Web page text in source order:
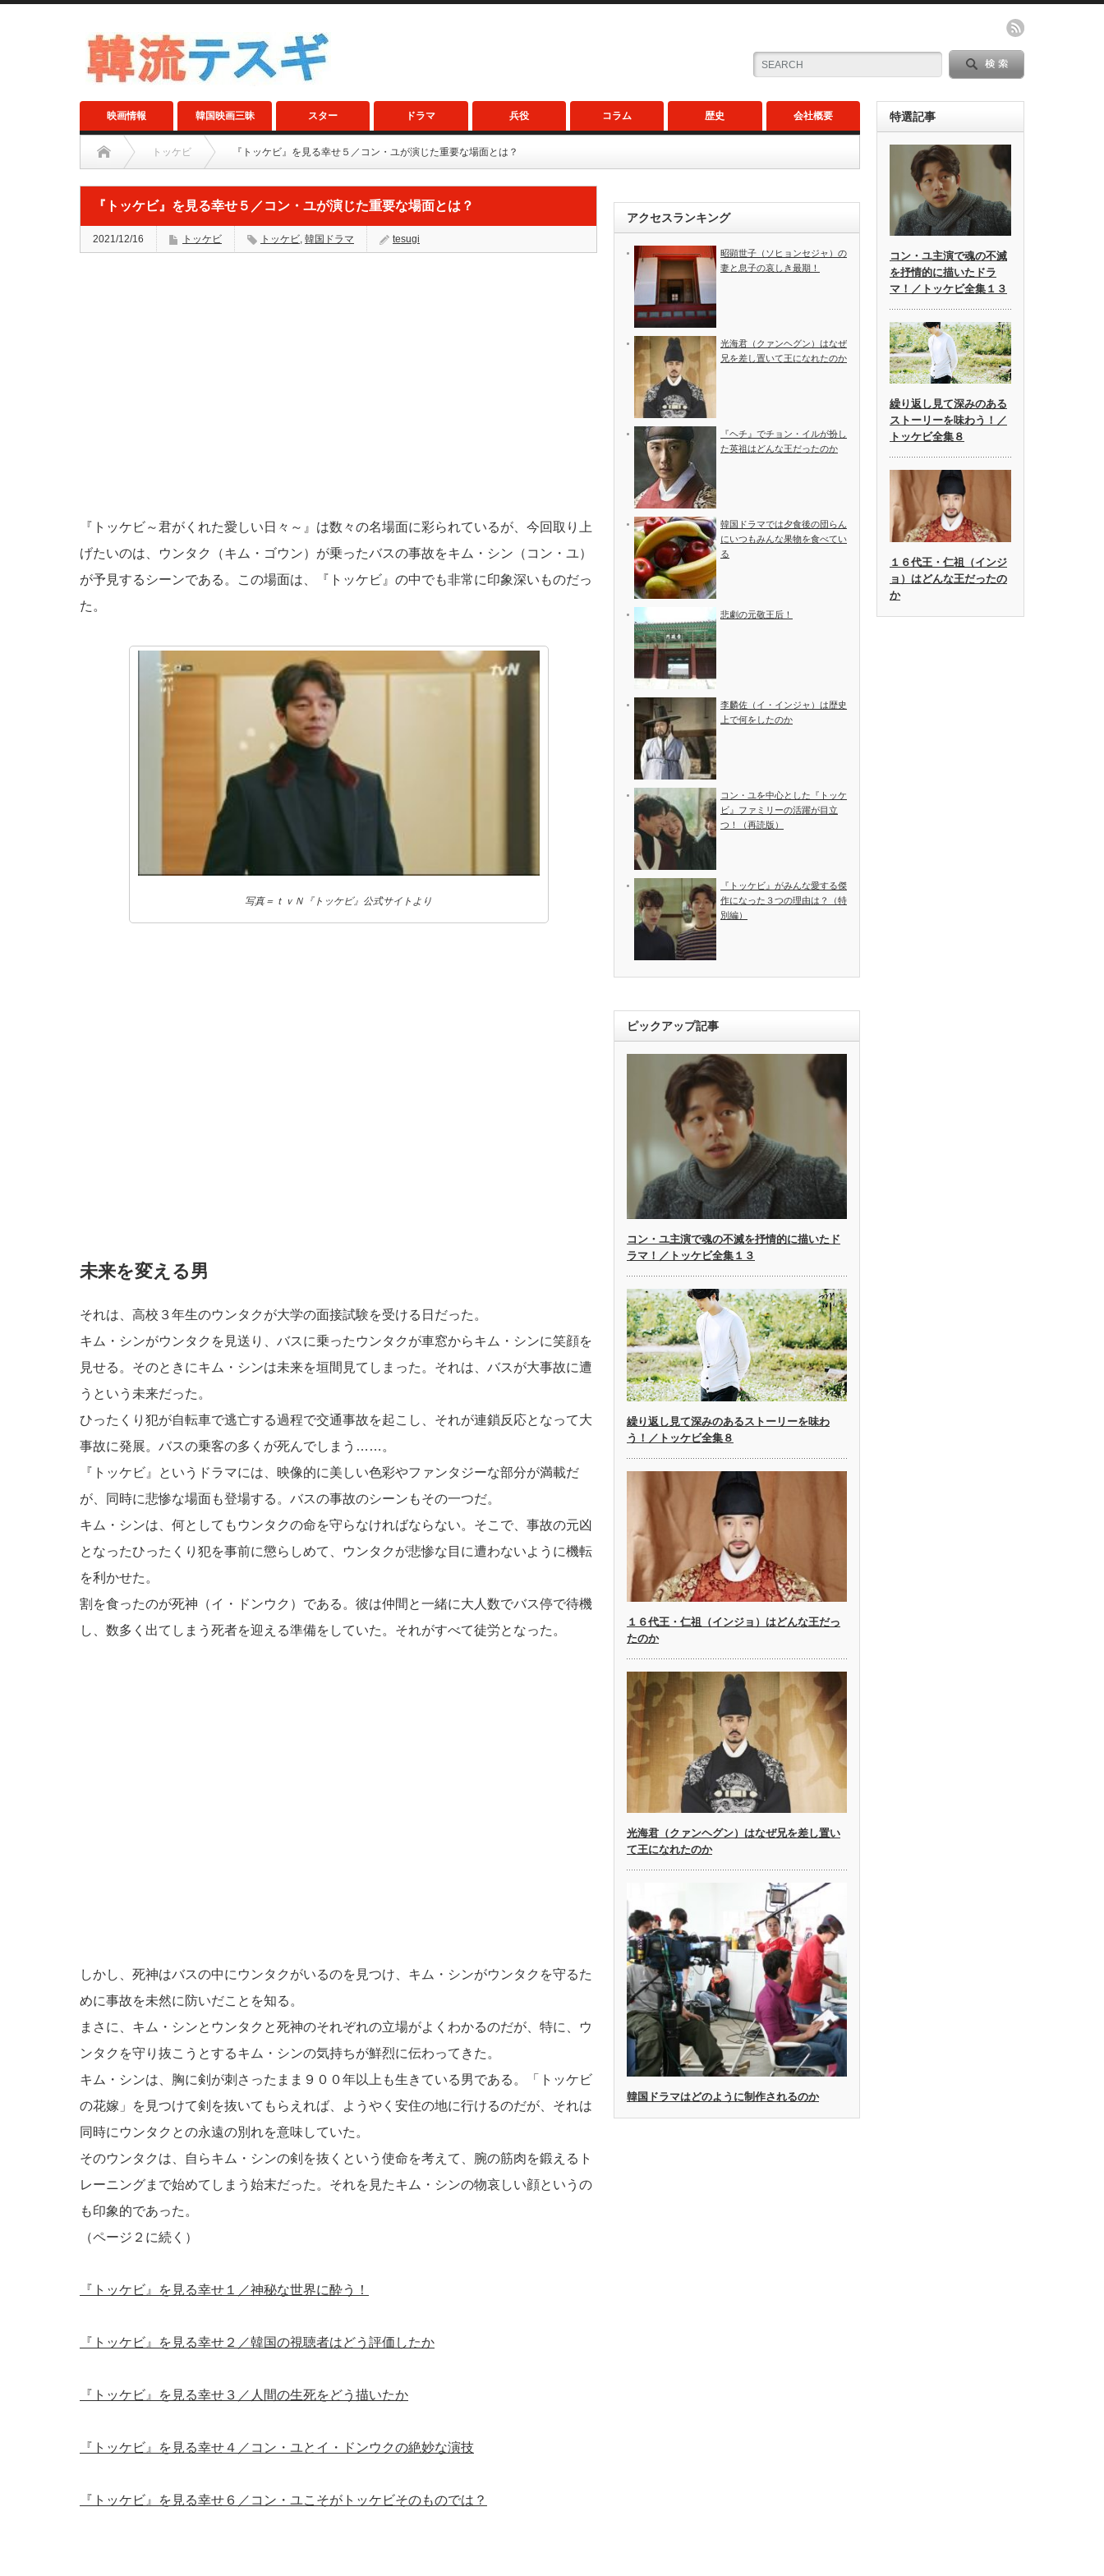
映画情報 韓国映画三昧 スター ドラマ 兵役 コラム 歴史 会社概要
トッケビ 『トッケビ』を見る幸せ５／コン・ユが演じた重要な場面とは？
『トッケビ』を見る幸せ５／コン・ユが演じた重要な場面とは？
2021/12/16 トッケビ トッケビ, 韓国ドラマ tesugi
『トッケビ～君がくれた愛しい日々～』は数々の名場面に彩られているが、今回取り上
げたいのは、ウンタク（キム・ゴウン）が乗ったバスの事故をキム・シン（コン・ユ）
が予見するシーンである。この場面は、『トッケビ』の中でも非常に印象深いものだっ
た。
写真＝ｔｖＮ『トッケビ』公式サイトより
未来を変える男
それは、高校３年生のウンタクが大学の面接試験を受ける日だった。
キム・シンがウンタクを見送り、バスに乗ったウンタクが車窓からキム・シンに笑顔を
見せる。そのときにキム・シンは未来を垣間見てしまった。それは、バスが大事故に遭
うという未来だった。
ひったくり犯が自転車で逃亡する過程で交通事故を起こし、それが連鎖反応となって大
事故に発展。バスの乗客の多くが死んでしまう……。
『トッケビ』というドラマには、映像的に美しい色彩やファンタジーな部分が満載だ
が、同時に悲惨な場面も登場する。バスの事故のシーンもその一つだ。
キム・シンは、何としてもウンタクの命を守らなければならない。そこで、事故の元凶
となったひったくり犯を事前に懲らしめて、ウンタクが悲惨な目に遭わないように機転
を利かせた。
割を食ったのが死神（イ・ドンウク）である。彼は仲間と一緒に大人数でバス停で待機
し、数多く出てしまう死者を迎える準備をしていた。それがすべて徒労となった。
しかし、死神はバスの中にウンタクがいるのを見つけ、キム・シンがウンタクを守るた
めに事故を未然に防いだことを知る。
まさに、キム・シンとウンタクと死神のそれぞれの立場がよくわかるのだが、特に、ウ
ンタクを守り抜こうとするキム・シンの気持ちが鮮烈に伝わってきた。
キム・シンは、胸に剣が刺さったまま９００年以上も生きている男である。「トッケビ
の花嫁」を見つけて剣を抜いてもらえれば、ようやく安住の地に行けるのだが、それは
同時にウンタクとの永遠の別れを意味していた。
そのウンタクは、自らキム・シンの剣を抜くという使命を考えて、腕の筋肉を鍛えるト
レーニングまで始めてしまう始末だった。それを見たキム・シンの物哀しい顔というの
も印象的であった。
（ページ２に続く）
『トッケビ』を見る幸せ１／神秘な世界に酔う！
『トッケビ』を見る幸せ２／韓国の視聴者はどう評価したか
『トッケビ』を見る幸せ３／人間の生死をどう描いたか
『トッケビ』を見る幸せ４／コン・ユとイ・ドンウクの絶妙な演技
『トッケビ』を見る幸せ６／コン・ユこそがトッケビそのものでは？
アクセスランキング
昭顕世子（ソヒョンセジャ）の
妻と息子の哀しき最期！
光海君（クァンヘグン）はなぜ
兄を差し置いて王になれたのか
『ヘチ』でチョン・イルが扮し
た英祖はどんな王だったのか
韓国ドラマでは夕食後の団らん
にいつもみんな果物を食べてい
る
悲劇の元敬王后！
李麟佐（イ・インジャ）は歴史
上で何をしたのか
コン・ユを中心とした『トッケ
ビ』ファミリーの活躍が目立
つ！（再読版）
『トッケビ』がみんな愛する傑
作になった３つの理由は？（特
別編）
ピックアップ記事
コン・ユ主演で魂の不滅を抒情的に描いたド
ラマ！／トッケビ全集１３
繰り返し見て深みのあるストーリーを味わ
う！／トッケビ全集８
１６代王・仁祖（インジョ）はどんな王だっ
たのか
光海君（クァンヘグン）はなぜ兄を差し置い
て王になれたのか
韓国ドラマはどのように制作されるのか
特選記事
コン・ユ主演で魂の不滅
を抒情的に描いたドラ
マ！／トッケビ全集１３
繰り返し見て深みのある
ストーリーを味わう！／
トッケビ全集８
１６代王・仁祖（インジ
ョ）はどんな王だったの
か